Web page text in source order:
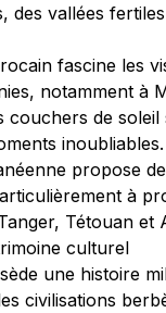
des vallées
fascine les
notamment à
couchers de
propose
à
Tétouan et
culturel
une histoire
civilisations